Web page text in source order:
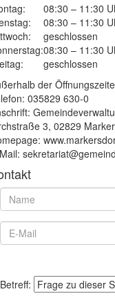
08:30 – 11:30
08:30 – 11:30
geschlossen
08:30 – 11:30
geschlossen
der
035829 630-0
3, 02829
Betreff: